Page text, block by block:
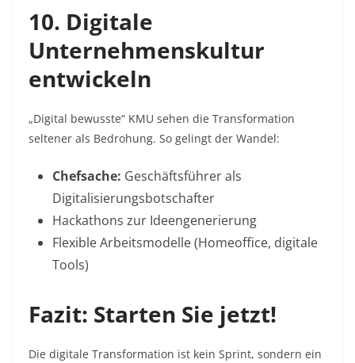
10. Digitale
Unternehmenskultur
entwickeln
„Digital bewusste“ KMU sehen die Transformation
seltener als Bedrohung. So gelingt der Wandel:
Chefsache: Geschäftsführer als
Digitalisierungsbotschafter
Hackathons zur Ideengenerierung
Flexible Arbeitsmodelle(Homeoffice, digitale
Tools)
Fazit: Starten Sie jetzt!
Die digitale Transformation ist kein Sprint, sondern ein